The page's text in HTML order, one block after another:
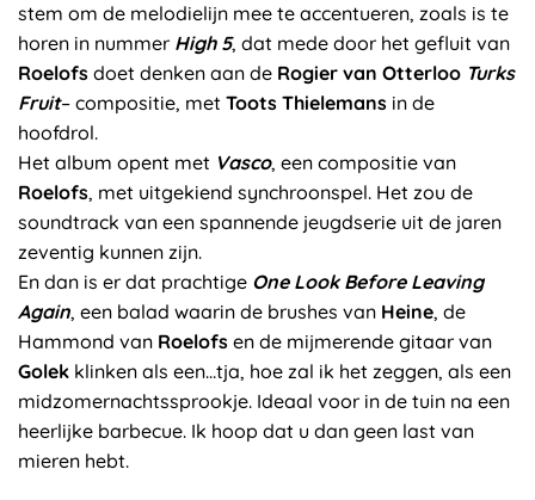
stem om de melodielijn mee te accentueren, zoals is te
horen in nummer High 5, dat mede door het gefluit van
Roelofs doet denken aan de Rogier van Otterloo Turks
Fruit– compositie, met Toots Thielemans in de
hoofdrol.
Het album opent met Vasco, een compositie van
Roelofs, met uitgekiend synchroonspel. Het zou de
soundtrack van een spannende jeugdserie uit de jaren
zeventig kunnen zijn.
En dan is er dat prachtige One Look Before Leaving
Again, een balad waarin de brushes van Heine, de
Hammond van Roelofs en de mijmerende gitaar van
Golek klinken als een…tja, hoe zal ik het zeggen, als een
midzomernachtssprookje. Ideaal voor in de tuin na een
heerlijke barbecue. Ik hoop dat u dan geen last van
mieren hebt.